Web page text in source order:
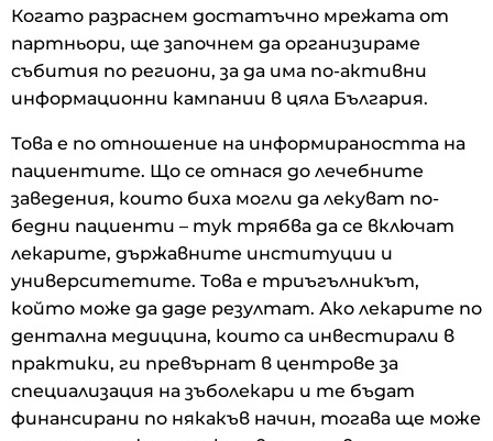
Когато разраснем достатъчно мрежата от
партньори, ще започнем да организираме
събития по региони, за да има по-активни
информационни кампании в цяла България.
Това е по отношение на информираността на
пациентите. Що се отнася до лечебните
заведения, които биха могли да лекуват по-
бедни пациенти – тук трябва да се включат
лекарите, държавните институции и
университетите. Това е триъгълникът,
който може да даде резултат. Ако лекарите по
дентална медицина, които са инвестирали в
практики, ги превърнат в центрове за
специализация на зъболекари и те бъдат
финансирани по някакъв начин, тогава ще може